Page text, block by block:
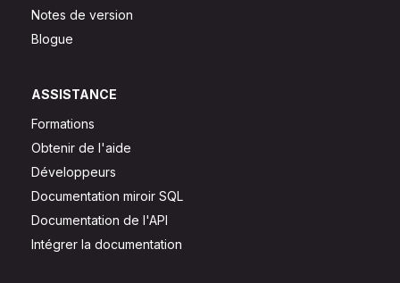
Notes de version
Blogue
ASSISTANCE
Formations
Obtenir de l'aide
Développeurs
Documentation miroir SQL
Documentation de l'API
Intégrer la documentation